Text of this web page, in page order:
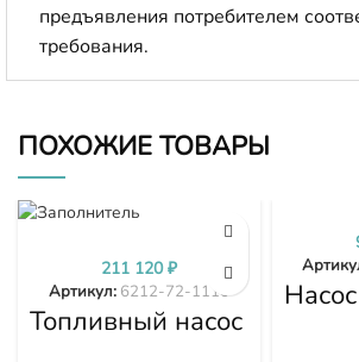
предъявления потребителем
требования.
ПОХОЖИЕ ТОВАРЫ
Топливный насос
высокого
Артикул: 6212-72-1110
211 120₽
Насос